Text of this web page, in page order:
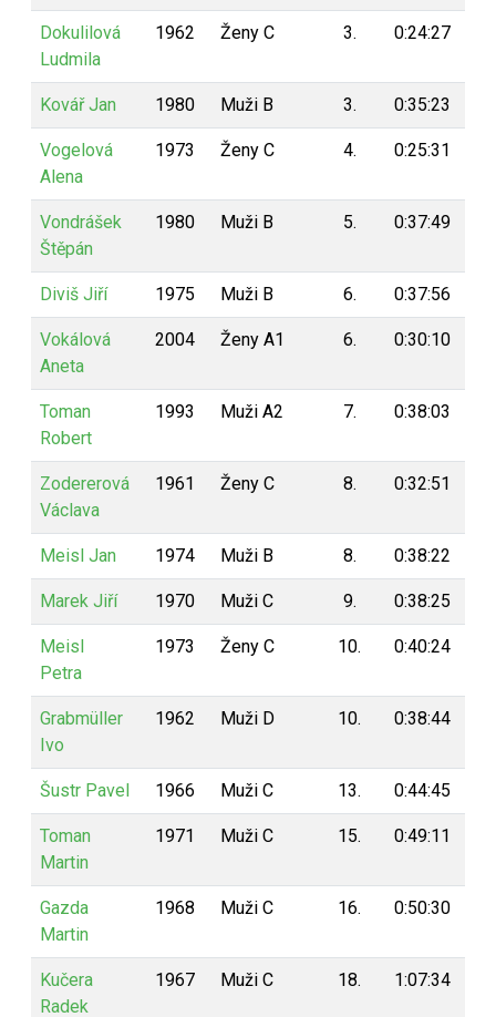
Dokulilová
Ludmila
1962 Ženy C 3. 0:24:27
Kovář Jan 1980 Muži B 3. 0:35:23
Vogelová
Alena
1973 Ženy C 4. 0:25:31
Vondrášek
Štěpán
1980 Muži B 5. 0:37:49
Diviš Jiří 1975 Muži B 6. 0:37:56
Vokálová
Aneta
2004 Ženy A1 6. 0:30:10
Toman
Robert
1993 Muži A2 7. 0:38:03
Zodererová
Václava
1961 Ženy C 8. 0:32:51
Meisl Jan 1974 Muži B 8. 0:38:22
Marek Jiří 1970 Muži C 9. 0:38:25
Meisl
Petra
1973 Ženy C 10. 0:40:24
Grabmüller
Ivo
1962 Muži D 10. 0:38:44
Šustr Pavel 1966 Muži C 13. 0:44:45
Toman
Martin
1971 Muži C 15. 0:49:11
Gazda
Martin
1968 Muži C 16. 0:50:30
Kučera
Radek
1967 Muži C 18. 1:07:34